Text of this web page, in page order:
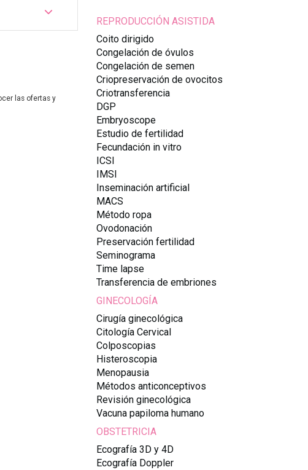
las ofertas y
REPRODUCCIÓN ASISTIDA
Coito dirigido
Congelación de óvulos
Congelación de semen
Criopreservación de ovocitos
Criotransferencia
DGP
Embryoscope
Estudio de fertilidad
Fecundación in vitro
ICSI
IMSI
Inseminación artificial
MACS
Método ropa
Ovodonación
Preservación fertilidad
Seminograma
Time lapse
Transferencia de embriones
GINECOLOGÍA
Cirugía ginecológica
Citología Cervical
Colposcopias
Histeroscopia
Menopausia
Métodos anticonceptivos
Revisión ginecológica
Vacuna papiloma humano
OBSTETRICIA
Ecografía 3D y 4D
Ecografía Doppler